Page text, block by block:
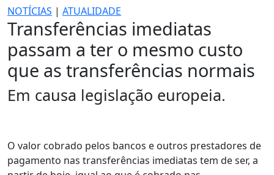
NOTÍCIAS | ATUALIDADE
Transferências imediatas
passam a ter o mesmo custo
que as transferências normais
Em causa legislação europeia.
O valor cobrado pelos bancos e outros prestadores de
pagamento nas transferências imediatas tem de ser, a